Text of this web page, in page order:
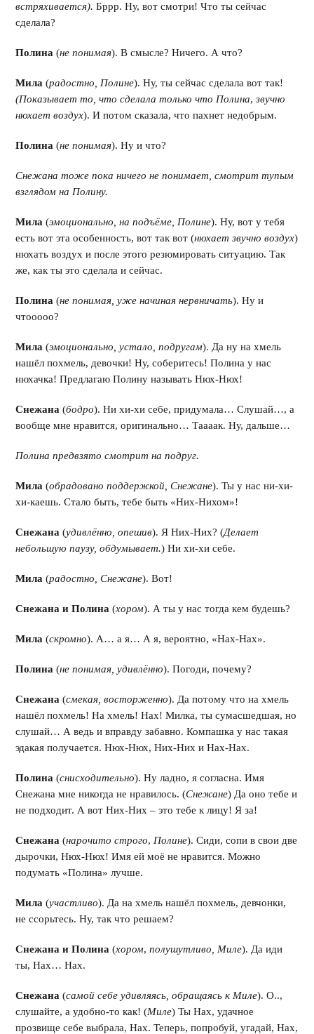
встряхивается).Бррр. Ну, вот смотри! Что ты сейчас
сделала?
Полина(не понимая). В смысле? Ничего. А что?
Мила (радостно, Полине). Ну, ты сейчас сделала вот так!
(Показывает то, что сделала только что Полина,звучно
нюхает воздух). И потом сказала, что пахнет недобрым.
Полина(не понимая). Ну и что?
Снежана тоже пока ничего не понимает, смотрит тупым
взглядом на Полину.
Мила (эмоционально, на подъёме, Полине). Ну, вот у тебя
есть вот эта особенность, вот так вот (нюхает звучно воздух)
нюхать воздух и после этого резюмировать ситуацию. Так
же, как ты это сделала и сейчас.
Полина(не понимая, уже начиная нервничать). Ну и
чтооооо?
Мила (эмоционально, устало, подругам). Да ну на хмель
нашёл похмель, девочки! Ну, соберитесь! Полина у нас
нюхачка! Предлагаю Полину называть Нюх-Нюх!
Снежана (бодро). Ни хи-хи себе, придумала… Слушай…, а
вообще мне нравится, оригинально… Таааак. Ну, дальше…
Полина предвзято смотрит на подруг.
Мила (обрадовано поддержкой, Снежане). Ты у нас ни-хи-
хи-каешь. Стало быть, тебе быть «Них-Нихом»!
Снежана (удивлённо, опешив). Я Них-Них? (Делает
небольшую паузу, обдумывает.) Ни хи-хи себе.
Мила (радостно, Снежане). Вот!
Снежана и Полина (хором). А ты у нас тогда кем будешь?
Мила (скромно). А… а я… А я, вероятно, «Нах-Нах».
Полина(не понимая, удивлённо). Погоди, почему?
Снежана (смекая, восторженно). Да потому что на хмель
нашёл похмель! На хмель! Нах! Милка, ты сумасшедшая, но
слушай… А ведь и вправду забавно. Компашка у нас такая
эдакая получается. Нюх-Нюх, Них-Них и Нах-Нах.
Полина(снисходительно). Ну ладно, я согласна. Имя
Снежана мне никогда не нравилось. (Снежане) Да оно тебе и
не подходит. А вот Них-Них – это тебе к лицу! Я за!
Снежана (нарочито строго, Полине). Сиди, сопи в свои две
дырочки, Нюх-Нюх! Имя ей моё не нравится. Можно
подумать «Полина» лучше.
Мила (участливо). Да на хмель нашёл похмель, девчонки,
не ссорьтесь. Ну, так что решаем?
Снежана и Полина (хором, полушутливо, Миле). Да иди
ты, Нах… Нах.
Снежана(самой себе удивляясь, обращаясь к Миле). О..,
слушайте, а удобно-то как! (Миле) Ты Нах, удачное
прозвище себе выбрала, Нах. Теперь, попробуй, угадай, Нах,